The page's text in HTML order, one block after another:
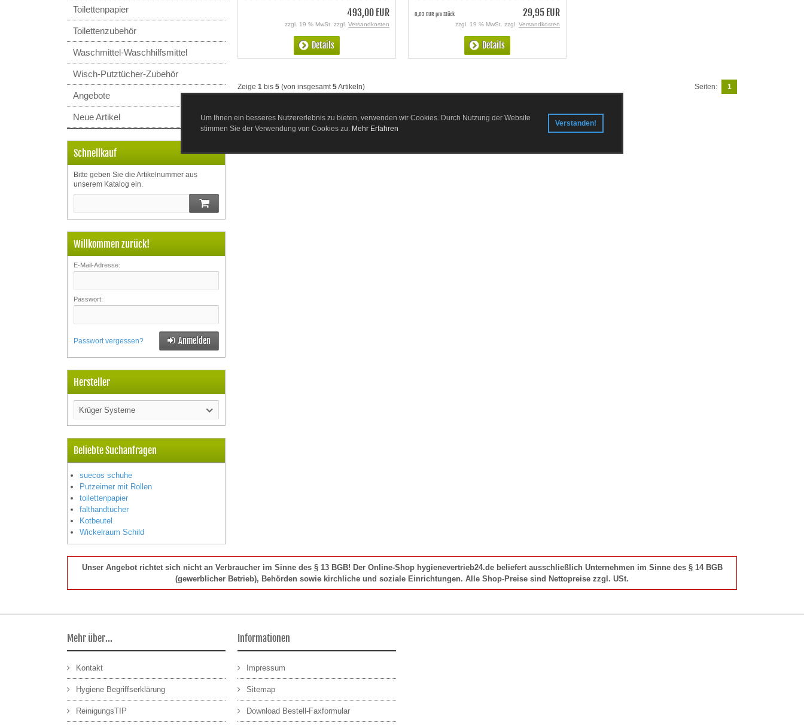
Um Ihnen ein besseres Nutzererlebnis zu bieten, verwenden wir Cookies. Durch Nutzung der Website
stimmen Sie der Verwendung von Cookies zu. Mehr Erfahren
Verstanden!
493,00 EUR
zzgl. 19 % MwSt. zzgl. Versandkosten
Details
29,95 EUR
0,03 EUR pro Stück
zzgl. 19 % MwSt. zzgl. Versandkosten
Details
Zeige 1 bis 5 (von insgesamt5Artikeln) Seiten: 1
Toilettenpapier
Toilettenzubehör
Waschmittel-Waschhilfsmittel
Wisch-Putztücher-Zubehör
Angebote
Neue Artikel
Schnellkauf
Bitte geben Sie die Artikelnummer aus
unserem Katalog ein.
Willkommen zurück!
E-Mail-Adresse:
Passwort:
Passwort vergessen? Anmelden
Hersteller
Krüger Systeme
Beliebte Suchanfragen
suecos schuhe
Putzeimer mit Rollen
toilettenpapier
falthandtücher
Kotbeutel
Wickelraum Schild
Unser Angebot richtet sich nicht an Verbraucher im Sinne des § 13 BGB! Der Online-Shop hygienevertrieb24.de beliefert ausschließlich Unternehmen im Sinne des § 14 BGB
(gewerblicher Betrieb), Behörden sowie kirchliche und soziale Einrichtungen. Alle Shop-Preise sind Nettopreise zzgl. USt.
Mehr über...
Kontakt
Hygiene Begriffserklärung
ReinigungsTIP
Informationen
Impressum
Sitemap
Download Bestell-Faxformular